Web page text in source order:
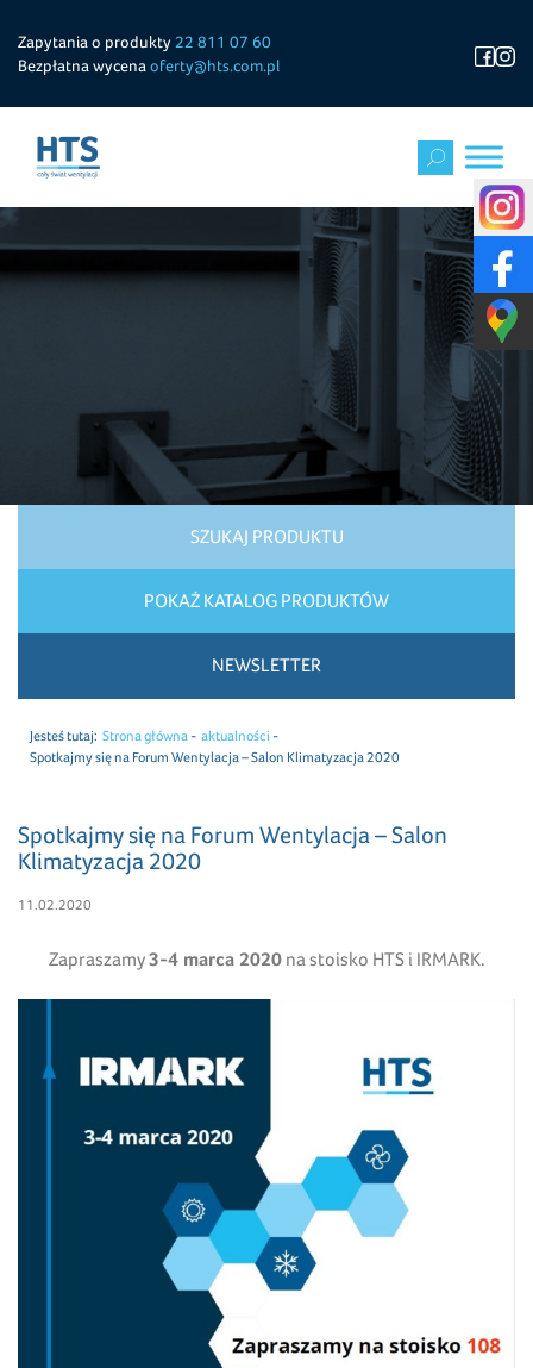
Zapytania o produkty 22 811 07 60
Bezpłatna wycena oferty@hts.com.pl
SZUKAJ PRODUKTU
POKAŻ KATALOG PRODUKTÓW
NEWSLETTER
Jesteś tutaj: Strona główna
aktualności
Spotkajmy się na Forum Wentylacja – Salon Klimatyzacja 2020
Spotkajmy się na Forum Wentylacja – Salon
Klimatyzacja 2020
11.02.2020
Zapraszamy3-4 marca 2020na stoisko HTS i IRMARK.